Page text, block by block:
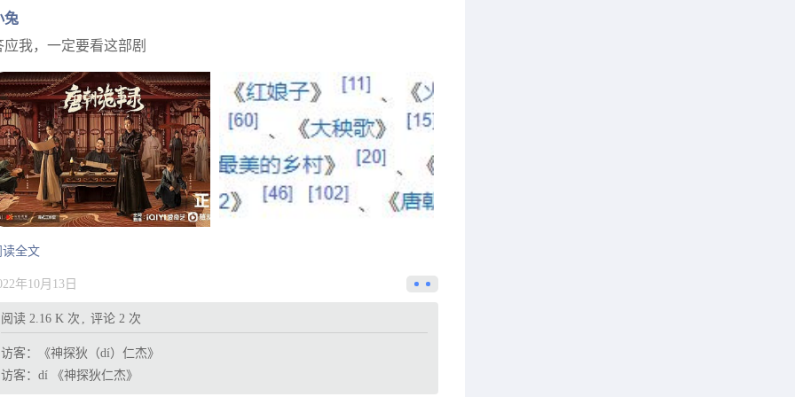
兔
应我，一定要看这部剧
读全文
年10月13日
阅读 2.16 K 次 评论 2 次
访客：
《神探狄（dí）仁杰》
访客： dí 《神探狄仁杰》